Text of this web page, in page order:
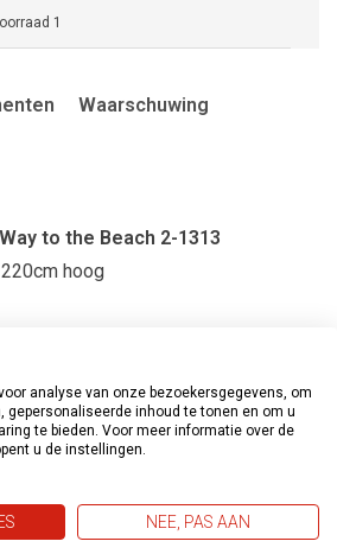
1
Waarschuwing
to the Beach 2-1313
hoog
10 minuten laten inweken
de muur
bijgeleverd
analyse van onze bezoekersgegevens, om
gepersonaliseerde inhoud te tonen en om u
te bieden. Voor meer informatie over de
u de instellingen.
NEE, PAS AAN